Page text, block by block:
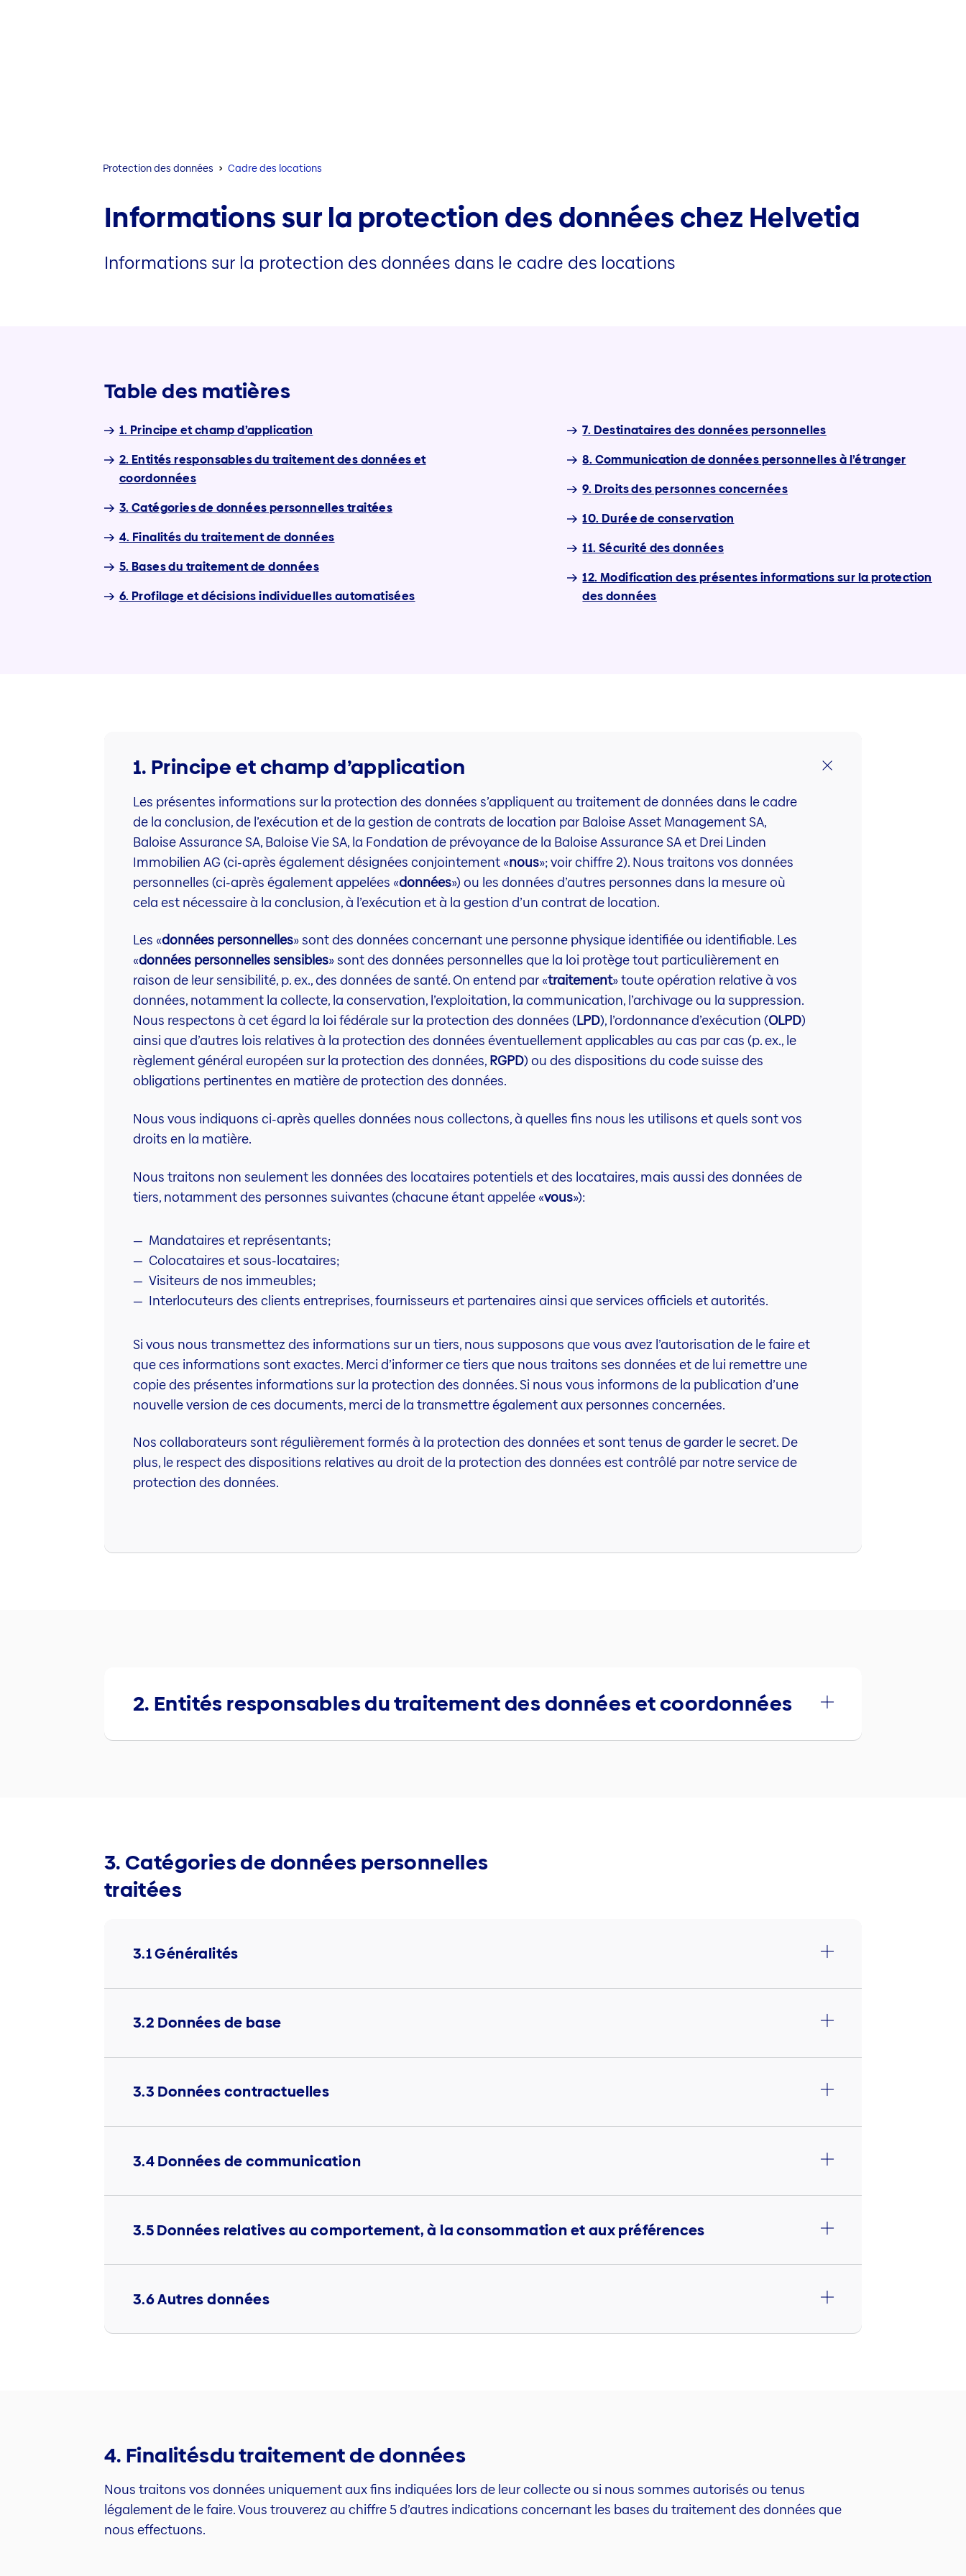
Protection des données Cadre des locations
Informations sur la protection des données chez Helvetia
Informations sur la protection des données dans le cadre des locations
Table des matières
1. Principe et champ d’application
2. Entités responsables du traitement des données et
coordonnées
3. Catégories de données personnelles traitées
4. Finalités du traitement de données
5. Bases du traitement de données
6. Profilage et décisions individuelles automatisées
7. Destinataires des données personnelles
8. Communication de données personnelles à l’étranger
9. Droits des personnes concernées
10. Durée de conservation
11. Sécurité des données
12. Modification des présentes informations sur la protection
des données
1. Principe et champ d’application
Les présentes informations sur la protection des données s’appliquent au traitement de données dans le cadre
de la conclusion, de l’exécution et de la gestion de contrats de location par Baloise Asset Management SA,
Baloise Assurance SA, Baloise Vie SA, la Fondation de prévoyance de la Baloise Assurance SA et Drei Linden
Immobilien AG (ci-après également désignées conjointement «nous»; voir chiffre 2). Nous traitons vos données
personnelles (ci-après également appelées «données») ou les données d’autres personnes dans la mesure où
cela est nécessaire à la conclusion, à l’exécution et à la gestion d’un contrat de location.
Les «données personnelles» sont des données concernant une personne physique identifiée ou identifiable. Les
«données personnelles sensibles» sont des données personnelles que la loi protège tout particulièrement en
raison de leur sensibilité, p. ex., des données de santé. On entend par «traitement» toute opération relative à vos
données, notamment la collecte, la conservation, l’exploitation, la communication, l’archivage ou la suppression.
Nous respectons à cet égard la loi fédérale sur la protection des données (LPD), l’ordonnance d’exécution (OLPD)
ainsi que d’autres lois relatives à la protection des données éventuellement applicables au cas par cas (p. ex., le
règlement général européen sur la protection des données, RGPD) ou des dispositions du code suisse des
obligations pertinentes en matière de protection des données.
Nous vous indiquons ci-après quelles données nous collectons, à quelles fins nous les utilisons et quels sont vos
droits en la matière.
Nous traitons non seulement les données des locataires potentiels et des locataires, mais aussi des données de
tiers, notamment des personnes suivantes (chacune étant appelée «vous»):
Mandataires et représentants;
Colocataires et sous-locataires;
Visiteurs de nos immeubles;
Interlocuteurs des clients entreprises, fournisseurs et partenaires ainsi que services officiels et autorités.
Si vous nous transmettez des informations sur un tiers, nous supposons que vous avez l’autorisation de le faire et
que ces informations sont exactes. Merci d’informer ce tiers que nous traitons ses données et de lui remettre une
copie des présentes informations sur la protection des données. Si nous vous informons de la publication d’une
nouvelle version de ces documents, merci de la transmettre également aux personnes concernées.
Nos collaborateurs sont régulièrement formés à la protection des données et sont tenus de garder le secret. De
plus, le respect des dispositions relatives au droit de la protection des données est contrôlé par notre service de
protection des données.
2. Entités responsables du traitement des données et coordonnées
3. Catégories de données personnelles
traitées
3.1 Généralités
3.2 Données de base
3.3 Données contractuelles
3.4 Données de communication
3.5 Données relatives au comportement, à la consommation et aux préférences
3.6 Autres données
4. Finalitésdu traitement de données
Nous traitons vos données uniquement aux fins indiquées lors de leur collecte ou si nous sommes autorisés ou tenus
légalement de le faire. Vous trouverez au chiffre 5 d’autres indications concernant les bases du traitement des données que
nous effectuons.